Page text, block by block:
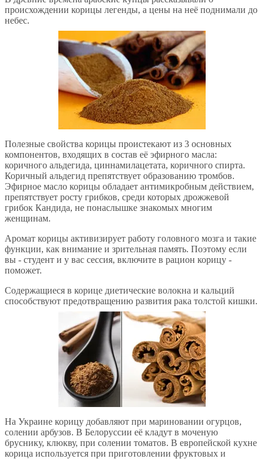
происхождении корицы легенды, а цены на неё поднимали до
небес.
Полезные свойства корицы проистекают из 3 основных
компонентов, входящих в состав её эфирного масла:
коричного альдегида, циннамилацетата, коричного спирта.
Коричный альдегид препятствует образованию тромбов.
Эфирное масло корицы обладает антимикробным действием,
препятствует росту грибков, среди которых дрожжевой
грибок Кандида, не понаслышке знакомых многим
женщинам.
Аромат корицы активизирует работу головного мозга и такие
функции, как внимание и зрительная память. Поэтому если
вы - студент и у вас сессия, включите в рацион корицу -
поможет.
Содержащиеся в корице диетические волокна и кальций
способствуют предотвращению развития рака толстой кишки.
На Украине корицу добавляют при мариновании огурцов,
солении арбузов. В Белоруссии её кладут в моченую
бруснику, клюкву, при солении томатов. В европейской кухне
корица используется при приготовлении фруктовых и